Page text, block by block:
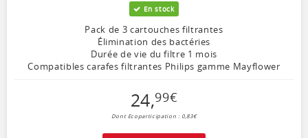
En stock
Pack de 3 cartouches filtrantes
Élimination des bactéries
Durée de vie du filtre 1 mois
Compatibles carafes filtrantes Philips gamme Mayflower
24,99€
Dont Ecoparticipation : 0,83€